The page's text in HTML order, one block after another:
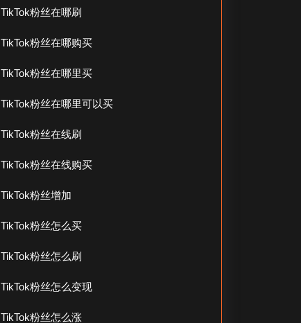
TikTok粉丝在哪刷
TikTok粉丝在哪购买
TikTok粉丝在哪里买
TikTok粉丝在哪里可以买
TikTok粉丝在线刷
TikTok粉丝在线购买
TikTok粉丝增加
TikTok粉丝怎么买
TikTok粉丝怎么刷
TikTok粉丝怎么变现
TikTok粉丝怎么涨